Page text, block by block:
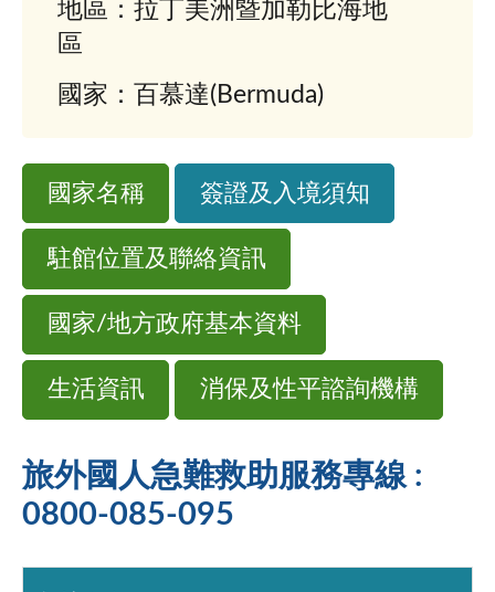
地區：拉丁美洲暨加勒比海地
區
國家：百慕達(Bermuda)
國家名稱 簽證及入境須知
駐館位置及聯絡資訊
國家/地方政府基本資料
生活資訊 消保及性平諮詢機構
旅外國人急難救助服務專線 :
0800-085-095